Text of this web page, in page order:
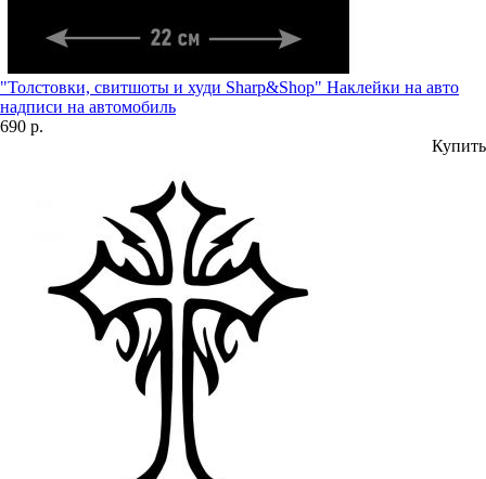
"Толстовки, свитшоты и худи Sharp&Shop" Наклейки на авто
надписи на автомобиль
690 р.
Купить